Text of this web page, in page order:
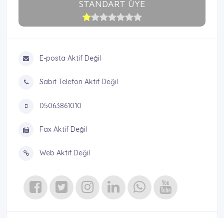
STANDART ÜYE
E-posta Aktif Değil
Sabit Telefon Aktif Değil
05063861010
Fax Aktif Değil
Web Aktif Değil